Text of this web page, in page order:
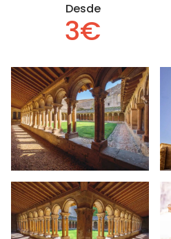
Desde
3€